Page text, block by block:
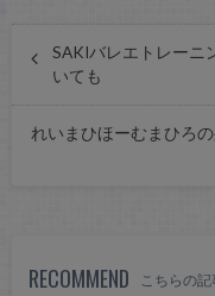
SAKIバレエトレーニ
いても
れいまひほーむまひろ
RECOMMEND こちらの記